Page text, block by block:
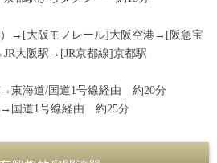
）→[大阪モノレール]大阪空港→[阪急宝
大阪駅→[JR京都線]京都駅
東海道/国道1号線経由 約20分
国道1号線経由 約25分